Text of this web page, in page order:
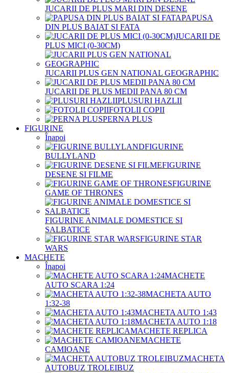
JUCARII DE PLUS MARI DIN DESENE
PAPUSA
DIN PLUS BAIAT SI FATA
JUCARII DE
PLUS MICI (0-30CM)
JUCARII PLUS GEN NATIONAL GEOGRAPHIC
JUCARII DE PLUS MEDII PANA 80 CM
PLUSURI HAZLII
FOTOLII COPII
PERNA PLUS
FIGURINE
Înapoi
FIGURINE
BULLYLAND
FIGURINE
DESENE SI FILME
FIGURINE
GAME OF THRONES
FIGURINE ANIMALE DOMESTICE SI
SALBATICE
FIGURINE STAR
WARS
MACHETE
Înapoi
MACHETE
AUTO SCARA 1:24
MACHETA AUTO
1:32-38
MACHETA AUTO 1:43
MACHETA AUTO 1:18
MACHETE REPLICA
MACHETE
CAMIOANE
MACHETA
AUTOBUZ TROLEIBUZ